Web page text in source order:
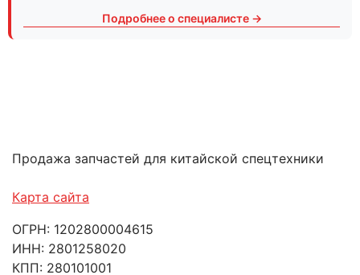
Подробнее о специалисте →
Продажа запчастей для китайской спецтехники
Карта сайта
ОГРН: 1202800004615
ИНН: 2801258020
КПП: 280101001